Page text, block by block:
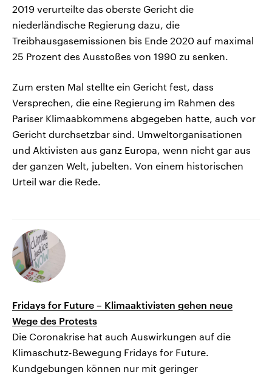
2019 verurteilte das oberste Gericht die
niederländische Regierung dazu, die
Treibhausgasemissionen bis Ende 2020 auf maximal
25 Prozent des Ausstoßes von 1990 zu senken.
Zum ersten Mal stellte ein Gericht fest, dass
Versprechen, die eine Regierung im Rahmen des
Pariser Klimaabkommens abgegeben hatte, auch vor
Gericht durchsetzbar sind. Umweltorganisationen
und Aktivisten aus ganz Europa, wenn nicht gar aus
der ganzen Welt, jubelten. Von einem historischen
Urteil war die Rede.
Fridays for Future – Klimaaktivisten gehen neue
Wege des Protests
Die Coronakrise hat auch Auswirkungen auf die
Klimaschutz-Bewegung Fridays for Future.
Kundgebungen können nur mit geringer